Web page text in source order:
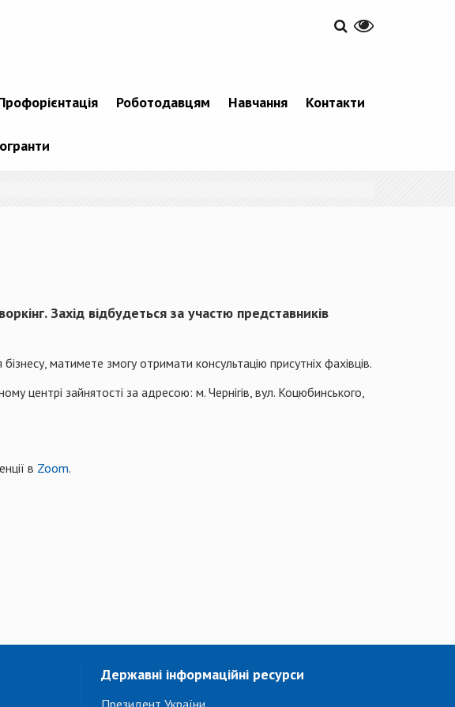
Роботодавцям Навчання Контакти
Захід відбудеться за участю представників
матимете змогу отримати консультацію присутніх фахівців.
центрі зайнятості за адресою: м. Чернігів, вул. Коцюбинського,
в Zoom.
Державні інформаційні ресурси